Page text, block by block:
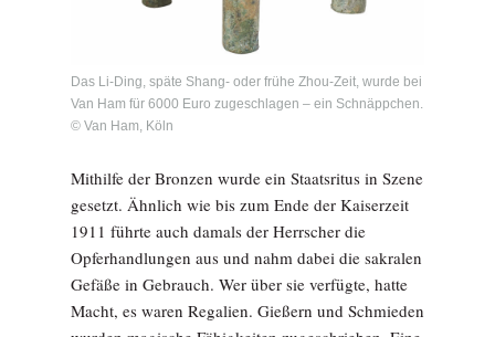
Das Li-Ding, späte Shang- oder frühe Zhou-Zeit, wurde bei
Van Ham für 6000 Euro zugeschlagen – ein Schnäppchen.
© Van Ham, Köln
Mithilfe der Bronzen wurde ein Staatsritus in Szene
gesetzt. Ähnlich wie bis zum Ende der Kaiserzeit
1911 führte auch damals der Herrscher die
Opferhandlungen aus und nahm dabei die sakralen
Gefäße in Gebrauch. Wer über sie verfügte, hatte
Macht, es waren Regalien. Gießern und Schmieden